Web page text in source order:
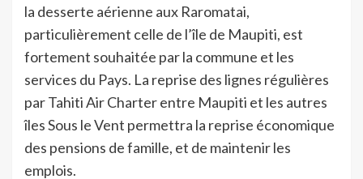
la desserte aérienne aux Raromatai,
particulièrement celle de l’île de Maupiti, est
fortement souhaitée par la commune et les
services du Pays. La reprise des lignes régulières
par Tahiti Air Charter entre Maupiti et les autres
îles Sous le Vent permettra la reprise économique
des pensions de famille, et de maintenir les
emplois.